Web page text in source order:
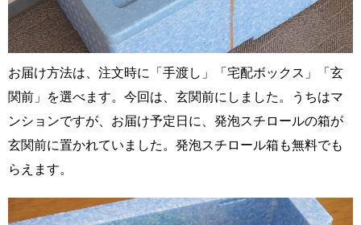
お届け方法は、注文時に「手渡し」「宅配ボックス」「玄
関前」を選べます。今回は、玄関前にしました。うちはマ
ンションですが、お届け予定日に、発泡スチロールの箱が
玄関前に置かれていました。発泡スチロール箱も無料でも
らえます。